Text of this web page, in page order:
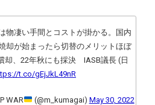
物凄い手間とコストが掛かる。国内
却が始まったら切替のメリットほぼ
却、22年秋にも採決 IASB議長 (日
t.co/gEjJkL49nR
WAR (@m_kumagai) May 30, 2022